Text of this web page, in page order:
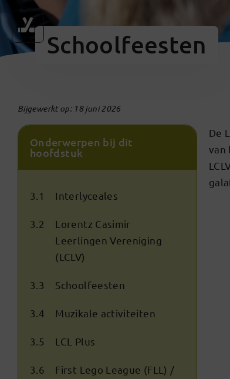
Schoolfeesten
Bijgewerkt op: 18 juni 2026
Onderwerpen bij dit
hoofdstuk
3.1 Interlyceales
3.2
Lorentz Casimir
Leerlingen Vereniging
(LCLV)
3.3 Schoolfeesten
3.4 Muzikale activiteiten
3.5 LCL Plus
3.6
First Lego League (FLL) /
De
van